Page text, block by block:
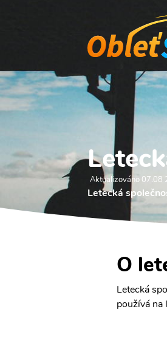
Aktualizováno 07.08
Letecká
O
Letecká
používá na